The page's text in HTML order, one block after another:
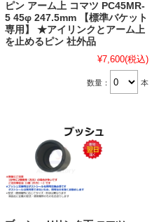
ピン アーム上 コマツ PC45MR-
5 45φ 247.5mm 【標準バケット
専用】 ★アイリンクとアーム上
を止めるピン 社外品
¥7,600(税込)
数量： 本